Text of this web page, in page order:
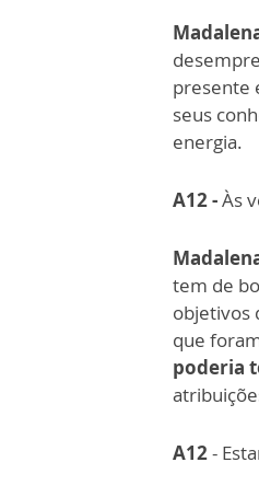
presente
seus
energia.
A12 -Às
tem de
objetivos
que
poderia
A12-